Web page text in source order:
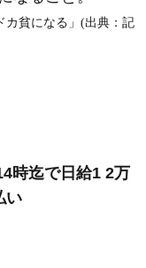
カ貧になる」(出典：記
時迄で日給1 2万
い